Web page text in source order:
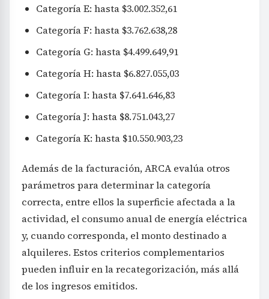
Categoría E: hasta $3.002.352,61
Categoría F: hasta $3.762.638,28
Categoría G: hasta $4.499.649,91
Categoría H: hasta $6.827.055,03
Categoría I: hasta $7.641.646,83
Categoría J: hasta $8.751.043,27
Categoría K: hasta $10.550.903,23
Además de la facturación, ARCA evalúa otros
parámetros para determinar la categoría
correcta, entre ellos la superficie afectada a la
actividad, el consumo anual de energía eléctrica
y, cuando corresponda, el monto destinado a
alquileres. Estos criterios complementarios
pueden influir en la recategorización, más allá
de los ingresos emitidos.